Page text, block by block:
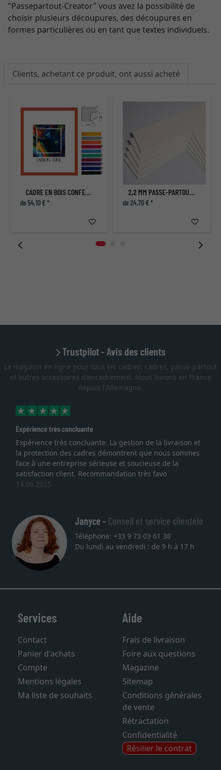
"Passepartout-Creator" vous avez la possibilité de
choisir plusieurs découpures, des découpures en
formes particulières ou en tant que textes individuels.
Clients, achetant ce produit, ont aussi acheté
CADRE EN BOIS CONFETTI XS
de 54,10 € *
2,2 MM PASSE-PARTOUT QUALITÉ MUSÉE AVEC COUPE INDIVIDUELLE
de 24,70 € *
Trustpilot - Avis des clients
Le magasin en ligne pour tous les cadres: cadres, passe-partout
et autres accessoires d'encadrement. Nous livrons en France
depuis l'Allemagne.
Expérience très concluante
Expérience très concluante. La gestion de la livraison et
la protection des cadres démontrent que nous sommes
face à une entreprise sérieuse et soucieuse de la
satisfaction client. Recommandation très favo
14.06.2025
Janyce - Conseil et service clientèle
Téléphone: +33 9 73 03 61 38
Du lundi au vendredi : de 9 h à 17 h
Services
Contact
Panier d'achats
Compte
Mentions légales
Ma liste de souhaits
Aide
Frais de livraison
Foire aux questions
Magazine
Sitemap
Conditions générales
de vente
Rétractation
Confidentialité
Résilier le contrat